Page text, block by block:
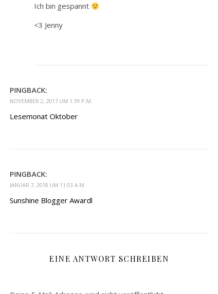
Ich bin gespannt
<3 Jenny
PINGBACK:
NOVEMBER 2, 2017 UM 1:39 P.M.
Lesemonat Oktober
PINGBACK:
JANUAR 7, 2018 UM 11:03 A.M.
Sunshine Blogger Awardl
EINE ANTWORT SCHREIBEN